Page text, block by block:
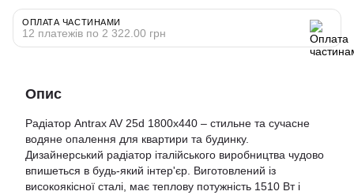
ОПЛАТА ЧАСТИНАМИ
12 платежів по 2 322.00 грн
Опис
Радіатор Antrax AV 25d 1800x440 – стильне та сучасне
водяне опалення для квартири та будинку.
Дизайнерський радіатор італійського виробництва чудово
впишеться в будь-який інтер'єр. Виготовлений із
високоякісної сталі, має теплову потужність 1510 Вт і